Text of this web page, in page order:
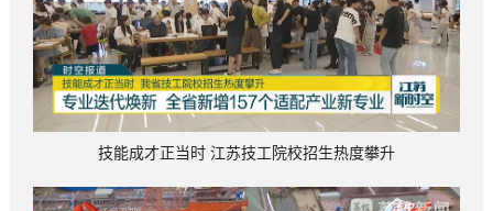
技能成才正当时 江苏技工院校招生热度攀升